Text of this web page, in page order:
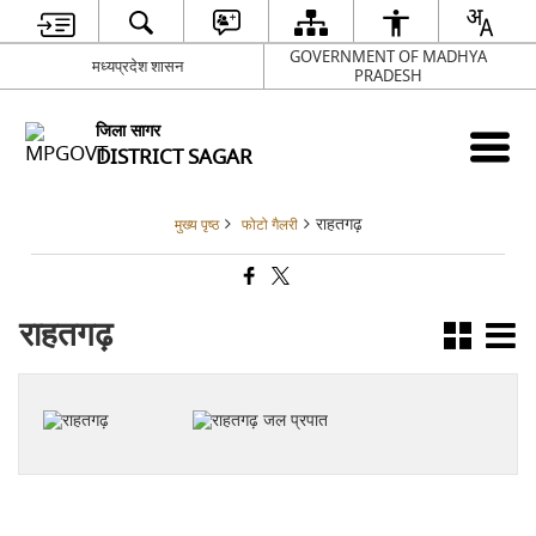
मध्यप्रदेश शासन
GOVERNMENT OF MADHYA
PRADESH
जिला सागर
DISTRICT SAGAR
मुख्य पृष्ठ फोटो गैलरी राहतगढ़
राहतगढ़